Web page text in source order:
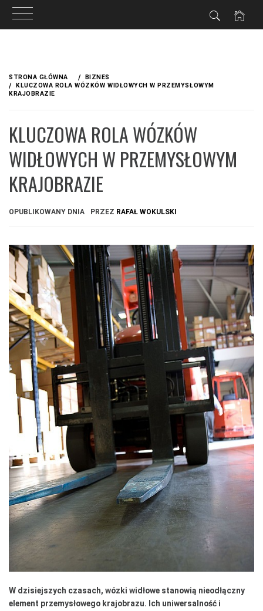
treściSTRONA GŁÓWNA
BIZNES
KLUCZOWA ROLA WÓZKÓW WIDŁOWYCH W PRZEMYSŁOWYM
KRAJOBRAZIE
KLUCZOWA ROLA WÓZKÓW
WIDŁOWYCH W PRZEMYSŁOWYM
KRAJOBRAZIE
OPUBLIKOWANY DNIA PRZEZ RAFAŁ WOKULSKI
W dzisiejszych czasach, wózki widłowe stanowią nieodłączny
element przemysłowego krajobrazu. Ich uniwersalność i